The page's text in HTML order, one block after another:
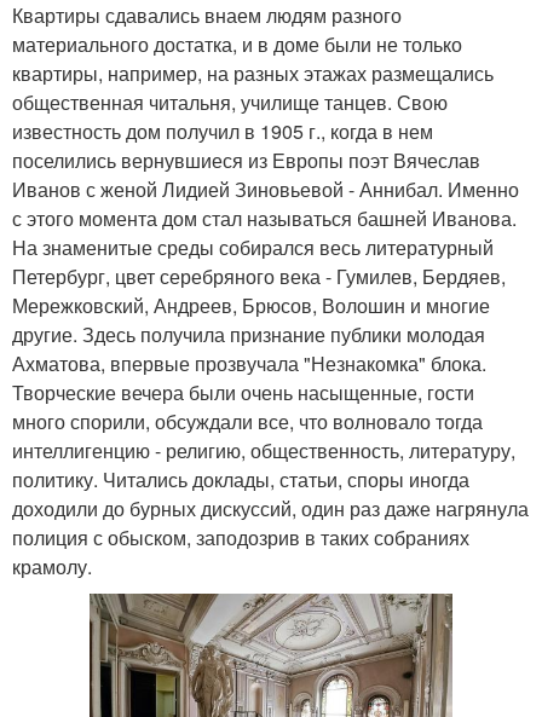
Квартиры сдавались внаем людям разного
материального достатка, и в доме были не только
квартиры, например, на разных этажах размещались
общественная читальня, училище танцев. Свою
известность дом получил в 1905 г., когда в нем
поселились вернувшиеся из Европы поэт Вячеслав
Иванов с женой Лидией Зиновьевой - Аннибал. Именно
с этого момента дом стал называться башней Иванова.
На знаменитые среды собирался весь литературный
Петербург, цвет серебряного века - Гумилев, Бердяев,
Мережковский, Андреев, Брюсов, Волошин и многие
другие. Здесь получила признание публики молодая
Ахматова, впервые прозвучала "Незнакомка" блока.
Творческие вечера были очень насыщенные, гости
много спорили, обсуждали все, что волновало тогда
интеллигенцию - религию, общественность, литературу,
политику. Читались доклады, статьи, споры иногда
доходили до бурных дискуссий, один раз даже нагрянула
полиция с обыском, заподозрив в таких собраниях
крамолу.